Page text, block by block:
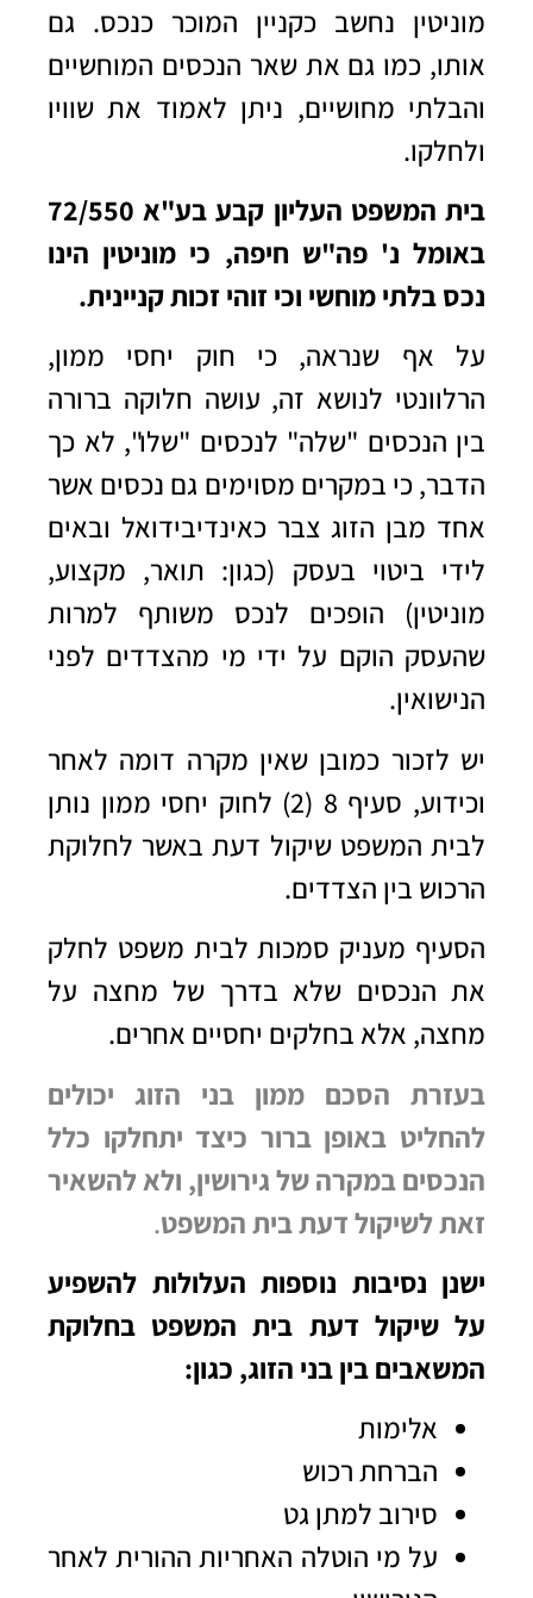
מוניטין נחשב כקניין המוכר כנכס. גם
אותו, כמו גם את שאר הנכסים המוחשיים
והבלתי מחושיים, ניתן לאמוד את שוויו
ולחלקו.
בית המשפט העליון קבע בע"א 72/550
באומל נ' פה"ש חיפה, כי מוניטין הינו
נכס בלתי מוחשי וכי זוהי זכות קניינית.
על אף שנראה, כי חוק יחסי ממון,
הרלוונטי לנושא זה, עושה חלוקה ברורה
בין הנכסים "שלה" לנכסים "שלו", לא כך
הדבר, כי במקרים מסוימים גם נכסים אשר
אחד מבן הזוג צבר כאינדיבידואל ובאים
לידי ביטוי בעסק (כגון: תואר, מקצוע,
מוניטין) הופכים לנכס משותף למרות
שהעסק הוקם על ידי מי מהצדדים לפני
הנישואין.
יש לזכור כמובן שאין מקרה דומה לאחר
וכידוע, סעיף 8 (2) לחוק יחסי ממון נותן
לבית המשפט שיקול דעת באשר לחלוקת
הרכוש בין הצדדים.
הסעיף מעניק סמכות לבית משפט לחלק
את הנכסים שלא בדרך של מחצה על
מחצה, אלא בחלקים יחסיים אחרים.
בעזרת הסכם ממון בני הזוג יכולים
להחליט באופן ברור כיצד יתחלקו כלל
הנכסים במקרה של גירושין, ולא להשאיר
זאת לשיקול דעת בית המשפט.
ישנן נסיבות נוספות העלולות להשפיע
על שיקול דעת בית המשפט בחלוקת
המשאבים בין בני הזוג, כגון:
אלימות
הברחת רכוש
סירוב למתן גט
על מי הוטלה האחריות ההורית לאחר